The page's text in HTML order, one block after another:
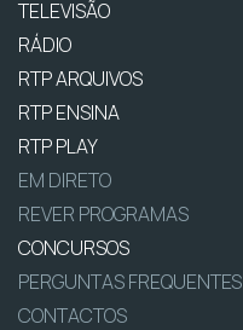
TELEVISÃO
RÁDIO
RTP ARQUIVOS
RTP ENSINA
RTP PLAY
EM DIRETO
REVER PROGRAMAS
CONCURSOS
PERGUNTAS FREQUENTES
CONTACTOS